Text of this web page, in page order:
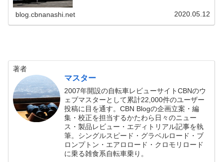
blog.cbnanashi.net 2020.05.12
著者
マスター
2007年開設の自転車レビューサイトCBNのウ
ェブマスターとして累計22,000件のユーザー
投稿に目を通す。CBN Blogの企画立案・編
集・校正を担当するかたわら日々のニュー
ス・製品レビュー・エディトリアル記事を執
筆。シングルスピード・グラベルロード・ブ
ロンプトン・エアロロード・クロモリロード
に乗る雑食系自転車乗り。